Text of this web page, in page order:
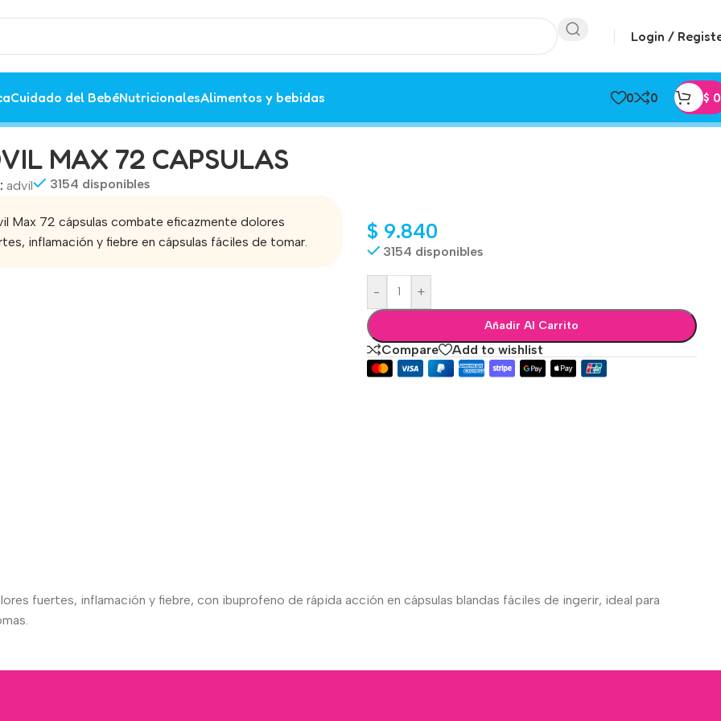
Login /
Cuidado del BebéNutricionalesAlimentos y bebidas 0 0 $ 0
MAX 72 CAPSULAS
advil 3154 disponibles
Max 72 cápsulas combate eficazmente dolores
inflamación y fiebre en cápsulas fáciles de tomar.
$ 9.840
3154 disponibles
- +
Añadir Al Carrito
Compare Add to wishlist
fuertes, inflamación y fiebre, con ibuprofeno de rápida acción en cápsulas blandas fáciles de ingerir, ideal para